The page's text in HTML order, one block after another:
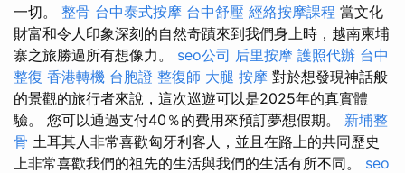
一切。 整骨 台中泰式按摩 台中舒壓 經絡按摩課程 當文化
財富和令人印象深刻的自然奇蹟來到我們身上時，越南柬埔
寨之旅勝過所有想像力。 seo公司 后里按摩 護照代辦 台中
整復 香港轉機 台胞證 整復師 大腿 按摩 對於想發現神話般
的景觀的旅行者來說，這次巡遊可以是2025年的真實體
驗。 您可以通過支付40％的費用來預訂夢想假期。 新埔整
骨 土耳其人非常喜歡匈牙利客人，並且在路上的共同歷史
上非常喜歡我們的祖先的生活與我們的生活有所不同。 seo